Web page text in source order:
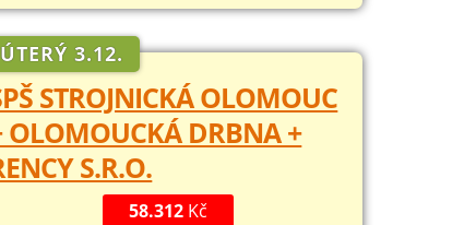
ÚTERÝ 3.12.
STROJNICKÁ OLOMOUC
OLOMOUCKÁ DRBNA +
S.R.O.
58.312 Kč